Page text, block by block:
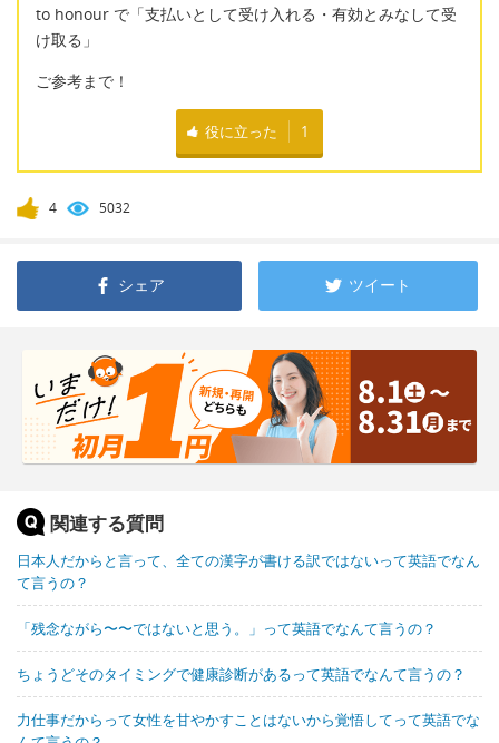
to honour で「支払いとして受け入れる・有効とみなして受
け取る」
ご参考まで！
役に立った 1
4 5032
シェア ツイート
関連する質問
日本人だからと言って、全ての漢字が書ける訳ではないって英語でなん
て言うの？
「残念ながら〜〜ではないと思う。」って英語でなんて言うの？
ちょうどそのタイミングで健康診断があるって英語でなんて言うの？
力仕事だからって女性を甘やかすことはないから覚悟してって英語でな